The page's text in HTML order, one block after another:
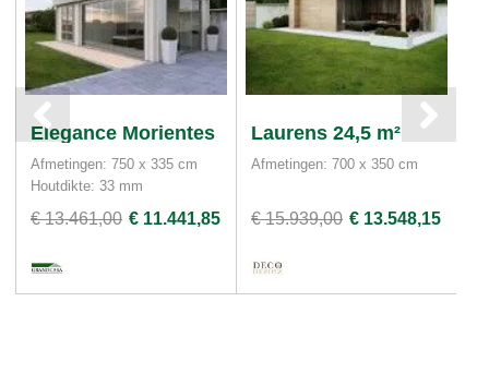
Elegance Morientes
Afmetingen: 750 x 335 cm
Houtdikte: 33 mm
€ 13.461,00 € 11.441,85
Laurens 24,5 m²
Afmetingen: 700 x 350 cm
€ 15.939,00 € 13.548,15